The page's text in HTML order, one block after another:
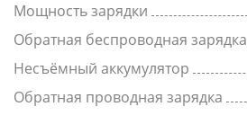
Мощность зарядки
Обратная беспроводная зарядка
Несъёмный аккумулятор
Обратная проводная зарядка